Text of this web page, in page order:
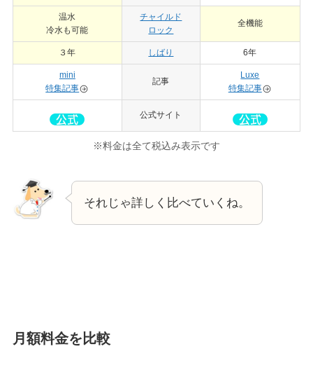
温水
冷水も可能
チャイルド
ロック
全機能
３年 しばり 6年
mini
特集記事
記事
Luxe
特集記事
公式サイト
※料金は全て税込み表示です
それじゃ詳しく比べていくね。
月額料金を比較